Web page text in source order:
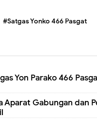
#Satgas Yonko 466 Pasgat
Yon Parako 466
Aparat Gabungan dan